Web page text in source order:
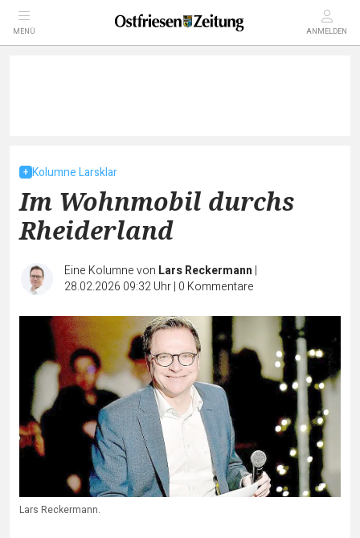
MENÜ ANMELDEN
Kolumne Larsklar
Im Wohnmobil durchs
Rheiderland
Eine Kolumne von Lars Reckermann |
28.02.2026 09:32 Uhr| 0 Kommentare
Lars Reckermann.